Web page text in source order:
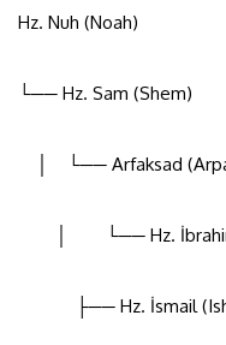
Hz. Nuh (Noah)
└── Hz. Sam (Shem)
│ └── Arfaksad
│ └── Hz. İbrahim
├── Hz. İsmail